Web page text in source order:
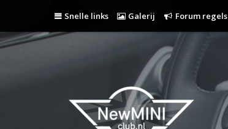
Snelle links Galerij Forum regels